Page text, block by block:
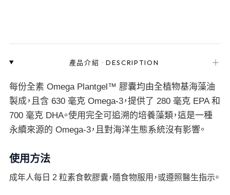
產品介紹 ·DESCRIPTION ＋
每份全素 Omega Plantgel™ 膠囊均由全植物基海藻油
製成，且含 630 毫克 Omega-3，提供了 280 毫克 EPA 和
700 毫克 DHA。使用完全可追溯的培養藻類，這是一種
永續來源的 Omega-3，且對海洋生態系統沒有影響。
使用方法
成年人每日 2 粒素食軟膠囊，隨食物服用，或遵照醫生指示。